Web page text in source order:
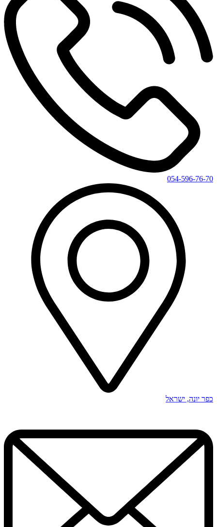
054-596-76-70
כפר יונה, ישראל